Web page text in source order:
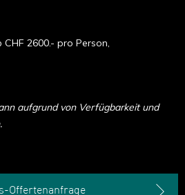
2600.- pro Person,
aufgrund von Verfügbarkeit und
Offertenanfrage